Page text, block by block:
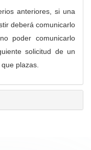
anteriores, si una
deberá comunicarlo
poder comunicarlo
solicitud de un
plazas.